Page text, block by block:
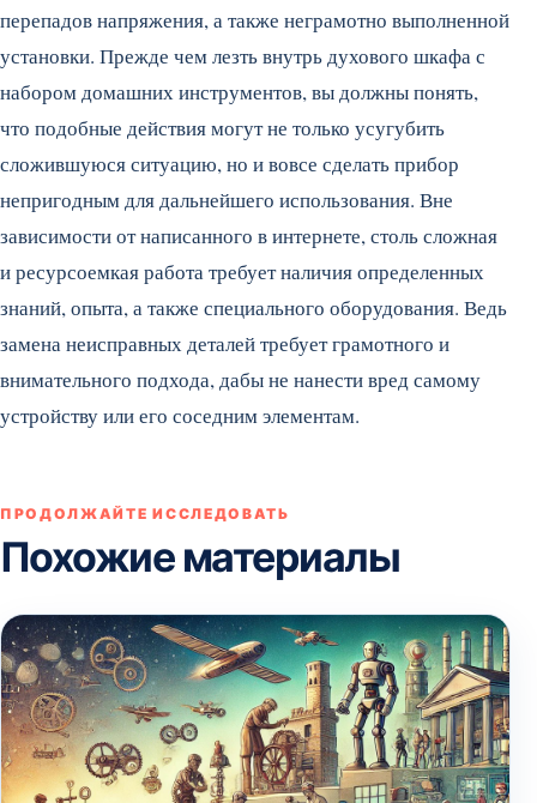
перепадов напряжения, а также неграмотно выполненной
установки. Прежде чем лезть внутрь духового шкафа с
набором домашних инструментов, вы должны понять,
что подобные действия могут не только усугубить
сложившуюся ситуацию, но и вовсе сделать прибор
непригодным для дальнейшего использования. Вне
зависимости от написанного в интернете, столь сложная
и ресурсоемкая работа требует наличия определенных
знаний, опыта, а также специального оборудования. Ведь
замена неисправных деталей требует грамотного и
внимательного подхода, дабы не нанести вред самому
устройству или его соседним элементам.
ПРОДОЛЖАЙТЕ ИССЛЕДОВАТЬ
Похожие материалы